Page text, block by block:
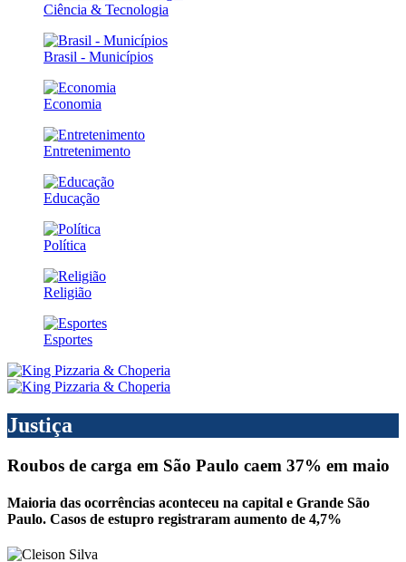
Ciência & Tecnologia
Brasil - Municípios
Economia
Entretenimento
Educação
Política
Religião
Esportes
Justiça
Roubos de carga em São Paulo caem 37% em maio
Maioria das ocorrências aconteceu na capital e Grande São
Paulo. Casos de estupro registraram aumento de 4,7%